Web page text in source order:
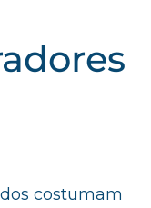
costumam